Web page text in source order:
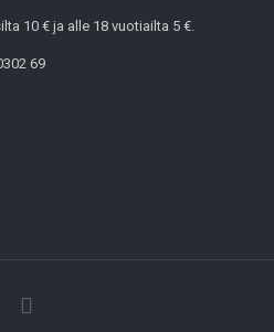
10 € ja alle 18 vuotiailta 5 €.
69